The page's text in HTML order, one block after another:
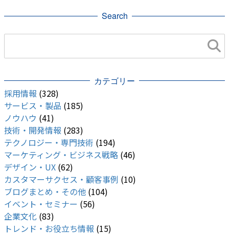
Search
カテゴリー
採用情報 (328)
サービス・製品 (185)
ノウハウ (41)
技術・開発情報 (283)
テクノロジー・専門技術 (194)
マーケティング・ビジネス戦略 (46)
デザイン・UX (62)
カスタマーサクセス・顧客事例 (10)
ブログまとめ・その他 (104)
イベント・セミナー (56)
企業文化 (83)
トレンド・お役立ち情報 (15)